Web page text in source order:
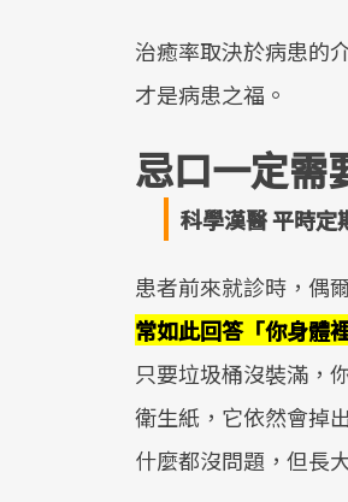
治癒率取決於病患的
才是病患之福。
忌口一定需
科學漢醫 平時定
患者前來就診時，偶
常如此回答「你身體
只要垃圾桶沒裝滿，
衛生紙，它依然會掉
什麼都沒問題，但長